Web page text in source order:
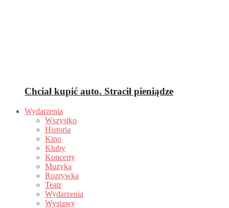
Chciał kupić auto. Stracił pieniądze
Wydarzenia
Wszystko
Historia
Kino
Kluby
Koncerty
Muzyka
Rozrywka
Teatr
Wydarzenia
Wystawy